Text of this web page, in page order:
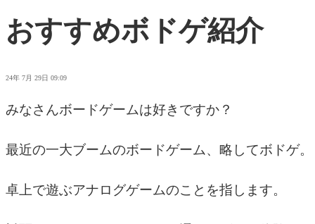
おすすめボドゲ紹介
24年 7月 29日 09:09
みなさんボードゲームは好きですか？
最近の一大ブームのボードゲーム、略してボドゲ。
卓上で遊ぶアナログゲームのことを指します。